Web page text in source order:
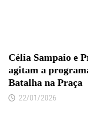
Célia Sampaio e
agitam a
Batalha na Praça
22/01/2026